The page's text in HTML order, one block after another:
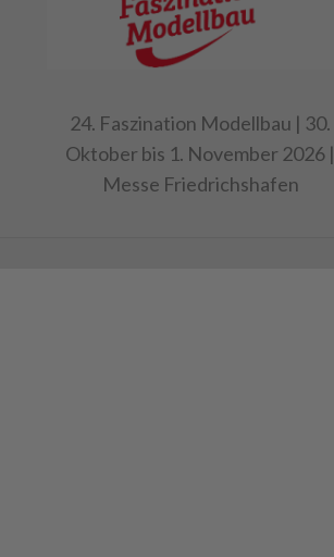
24. Faszination Modellbau | 30.
Oktober bis 1. November 2026 |
Messe Friedrichshafen